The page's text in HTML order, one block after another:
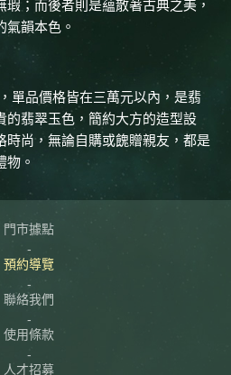
；而後者則是蘊散著古典之美，
氣韻本色。
單品價格皆在三萬元以內，是翡
的翡翠玉色，簡約大方的造型設
時尚，無論自購或餽贈親友，都是
物。
門市據點
預約導覽
聯絡我們
使用條款
人才招募